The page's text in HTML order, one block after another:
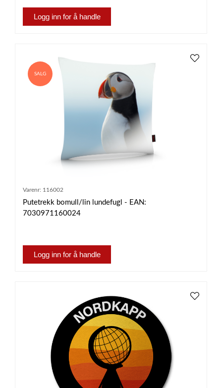
Logg inn for å handle
SALG
Varenr: 116002
Putetrekk bomull/lin lundefugl - EAN:
7030971160024
Logg inn for å handle